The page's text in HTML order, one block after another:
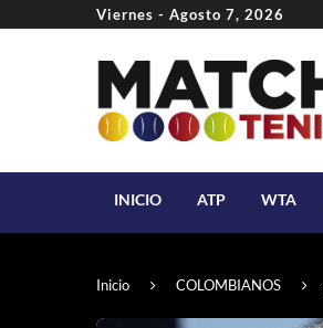
Viernes - Agosto 7, 2026
INICIO ATP WTA
Inicio COLOMBIANOS